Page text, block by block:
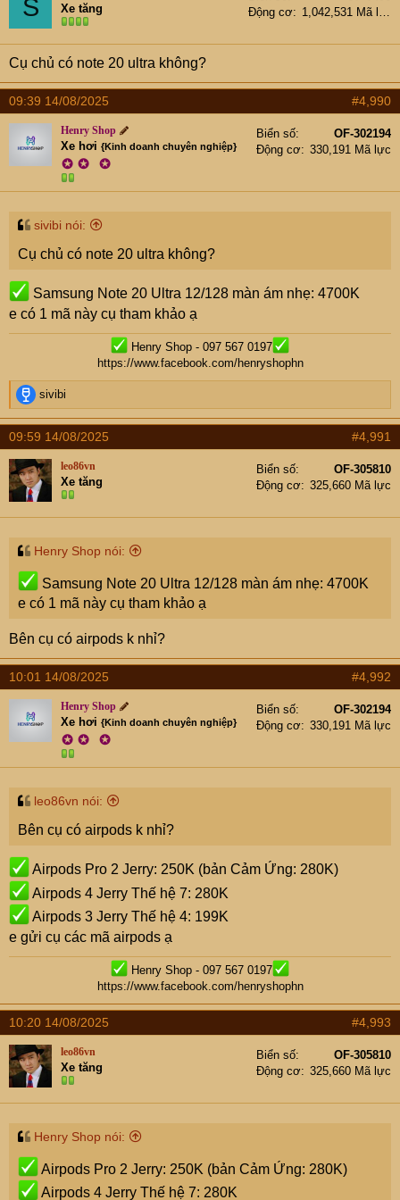
15,800K)(1TB: 16,800K)
iPhone 14 Pro 128GB: 12,800K (256GB: 13,800K)
iPhone 14 Plus 128GB: 9200K
iPhone 14 128GB SIM VL: 8400K (256GB: 9400K)
iPhone 13 Pro Max 128GB: 11,800K (256GB:
12,600K)(512GB: 12,900K)
iPhone 13 Pro 128GB: 9400K (256GB: 9999K)
(512GB: 10,300K)
iPhone 13 Mini 128GB: 6200K (256GB: 6800K)
iPhone 12 Pro Max 128GB: 9500K (256GB: 10,300K)
(512GB: 10,600K)
iPhone 12 Pro Max 256GB thay màn zin: 8999K
iPhone 12 Pro 128GB: 7300K (256GB: 7800K)
iPhone 12 64GB: 5500K (128GB: 5999K)(256GB:
iPhone 12 mini 64GB: 4200K (128GB: 4600K)
(256GB: 4800K)
iPhone 11 Pro Max 64GB: 6600K (256GB: 7300K)
(512GB: 7500K)
iPhone 11 Pro Max 64GB màn LK: 4500K
iPhone 11 Pro 64GB: 5300K (256GB: 5800K)(512GB:
5400K)
iPhone Xs Max 64GB: 4999K (256GB: 5400K)
(512GB: 5600K)
4300K)
iPhone Xr 64GB: 3400K (128GB: 3800K)(256GB:
3999K)
iPhone X 64GB: 3200K (256GB: 3600K)
iPhone SE 2022 64GB: 3700K (128GB: 4100K)
iPhone SE 2020 64GB: 2700K (128GB: 2900K)
(256GB: 3100K)
iPhone 8 Plus 64GB: 2700K (256GB: 3100K)
iPhone 8 64GB: 2100K (256GB: 2400K)
2200K)
iPhone 7 32GB: 1400K (128GB: 1500K)
iPhone 6s Plus 16GB: 1400K (32GB: 1500K)(64GB:
1600K)
iPhone 6s 16GB: 999K (32GB: 1100K) (64GB:
1200K)(128GB: 1300K)
iPhone 5SE 16GB zin98%: 999K (32GB: 1100K)
iPhone 5S 16GB zin98%: 500K
Samsung S24 Ultra 12/256: 16,300K
Samsung S23 Ultra 12/256: 11,500K (512GB:
11,800K)
Samsung S22 Ultra 12/256 1sim: 8999K (512GB:
9300K)
Samsung S22 Ultra 12/128: 9200K
S Xe tăng
Động cơ
1,042,531 Mã lực
Cụ chủ có note 20 ultra không?
09:39 14/08/2025 #4,990
Henry Shop
Xe hơi {Kinh doanh chuyên nghiệp}
✪ ✪ ✪
Biển số
OF-302194
Động cơ
330,191 Mã lực
sivibi nói:
Cụ chủ có note 20 ultra không?
Samsung Note 20 Ultra 12/128 màn ám nhẹ: 4700K
e có 1 mã này cụ tham khảo ạ
Henry Shop - 097 567 0197
https://www.facebook.com/henryshophn
R
e
a
c
t
i
o
n
s
sivibi
09:59 14/08/2025 #4,991
leo86vn
Xe tăng
Biển số
OF-305810
Động cơ
325,660 Mã lực
Henry Shop nói:
Samsung Note 20 Ultra 12/128 màn ám nhẹ: 4700K
e có 1 mã này cụ tham khảo ạ
Bên cụ có airpods k nhỉ?
10:01 14/08/2025 #4,992
Henry Shop
Xe hơi {Kinh doanh chuyên nghiệp}
✪ ✪ ✪
Biển số
OF-302194
Động cơ
330,191 Mã lực
leo86vn nói:
Bên cụ có airpods k nhỉ?
Airpods Pro 2 Jerry: 250K (bản Cảm Ứng: 280K)
Airpods 4 Jerry Thế hệ 7: 280K
Airpods 3 Jerry Thế hệ 4: 199K
e gửi cụ các mã airpods ạ
Henry Shop - 097 567 0197
https://www.facebook.com/henryshophn
10:20 14/08/2025 #4,993
leo86vn
Xe tăng
Biển số
OF-305810
Động cơ
325,660 Mã lực
Henry Shop nói:
Airpods Pro 2 Jerry: 250K (bản Cảm Ứng: 280K)
Airpods 4 Jerry Thế hệ 7: 280K